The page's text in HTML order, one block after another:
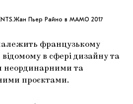
Пьер Райно в МАМО 2017
французькому
в сфері дизайну та
неординарними та
проєктами.